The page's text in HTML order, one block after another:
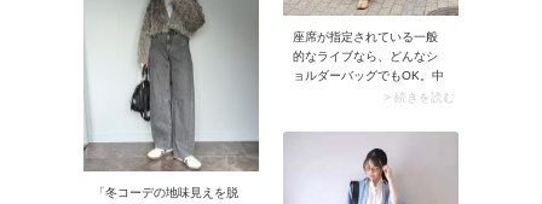
座席が指定されている一般
的なライブなら、どんなシ
ョルダーバッグでもOK。中
でもイチ押しは「2WAYのシ
にはもちろんハンドバッグ
としても持てるので、使い
勝手は抜群です。
> 続きを読む
「冬コーデの地味見えを脱